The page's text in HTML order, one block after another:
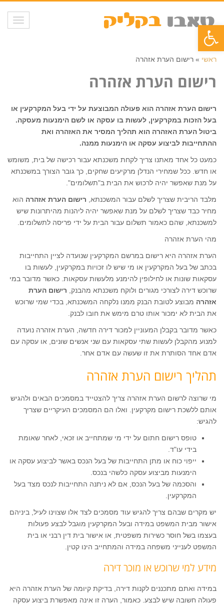
פתח סרגל נגישות
ראשי » רישום הערת אזהרה
רישום הערת אזהרה
רישום הערת אזהרה הוא פעולה המבוצעת על ידי בעל המקרקעין או
בעל הזכות במקרקעין, לעשות בו עסקה או לשם הימנעות מעסקה.
ביטול הערת האזהרה הוא תהליך המסיר את האזהרה ואת
ההתחייבות לביצוע עסקה או הימנעות ממנה.
כמעט כל אחד מאתנו צריך לקחת משכנתא עבור רכישה של בית, משומש
או חדש. ככל שמחירי הנדלן מרקיעים שחקים, כך גובר הצורך במשכנתא
על מנת שאפשר יהיה לרכוש את הבית ב"תשלומים".
מלבד הריבית שצריך לשלם עבור המשכנתא, רישום הערת אזהרה הוא
מחיר כבד שצריך לשלם על מנת שאפשר יהיה ליהנות מהיתרונות שיש
למשכנתא, שהם כאמור תשלום עבור הבית על ידי פריסה לתשלומים.
מהי הערת אזהרה
הערת אזהרה היא רישום במרשם המקרקעין שנועדה לציין התחייבות
בכתב של בעל המקרקעין או מי שיש לו זכויות במקרקעין, לעשות בו
עסקאות שונות או לחילופין להימנע מלעשות עסקאות. כאשר מדובר במי
שרוכש דירה לצורכי מגורים ולוקח משכנתא מהבנק, רישום הערת
אזהרה מבוצע לטובת הבנק ממנו נלקחה המשכנתא, בכדי שמי שרוכש
את הבית לא ימכור אותו טרם מימש את חובו לבנק.
כאשר מדובר בקבלן המעוניין למכור דירה חדשה, הערת אזהרה נועדה
למנוע מהקבלן לעשות שתי עסקאות עם שני אנשים שונים, או עסקה עם
אדם אחד הסותרת את זו שעשה עם אדם אחר.
תהליך רישום הערת אזהרה
מי שרוצה לרשום הערת אזהרה צריך להצטייד במסמכים הבאים ולהגיש
אותם ללשכת רישום מקרקעין. ואלו הם המסמכים העיקריים שצריך
להגיש:
טופס רישום חתום על ידי מי שמתחייב או זכאי, לאחר שאומת
בידי עו"ד.
ייפוי כוח או מתן התחייבות של בעל הנכס באשר לביצוע עסקה או
הימנעות מביצוע עסקה כלשהי בנכס.
והסכמה של בעל הנכס, אם לא ניתנה התחייבות לנכס מצד בעל
המקרקעין.
יש מקרים שבהם צריך להגיש עוד מסמכים לצד אלו שצוינו לעיל, ביניהם
אישור מבית המשפט במידה ובעל המקרקעין מוגבל לבצע פעולות
בעצמו בשל חוסר כשירות משפטית, או אישור בית דין רבני או בית
המשפט לענייני משפחה במידה והמתחייב הינו קטין.
מידע למי שרוכש או מוכר דירה
במידה ואתם מתכננים לקנות דירה, בדיקת קיומה של הערת אזהרה היא
פעולה חשובה שיש לבצע. כאמור, הערה זו אינה מאפשרת ביצוע עסקה